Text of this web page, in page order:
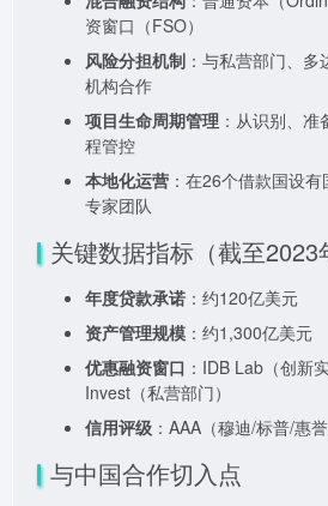
资窗口（FSO）
风险分担机制 ：与私营部门、
机构合作
项目生命周期管理 ：从识别、
程管控
本地化运营 ：在26个借款国设
专家团队
关键数据指标（截至2023
年度贷款承诺 ：约120亿美元
资产管理规模 ：约1,300亿美元
优惠融资窗口 ：IDB Lab（创新
Invest（私营部门）
信用评级 ：AAA（穆迪/标普/惠誉
与中国合作切入点